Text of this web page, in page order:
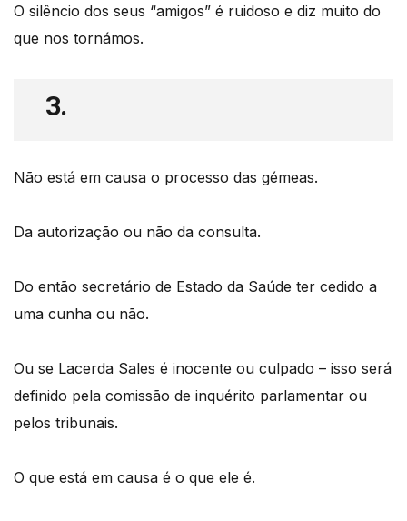
O silêncio dos seus “amigos” é ruidoso e diz muito do
que nos tornámos.
3.
Não está em causa o processo das gémeas.
Da autorização ou não da consulta.
Do então secretário de Estado da Saúde ter cedido a
uma cunha ou não.
Ou se Lacerda Sales é inocente ou culpado – isso será
definido pela comissão de inquérito parlamentar ou
pelos tribunais.
O que está em causa é o que ele é.